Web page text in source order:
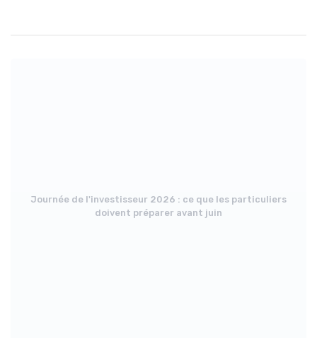
Journée de l'investisseur 2026 : ce que les particuliers
doivent préparer avant juin